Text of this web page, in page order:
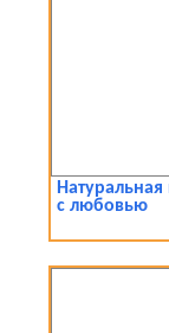
с любовью